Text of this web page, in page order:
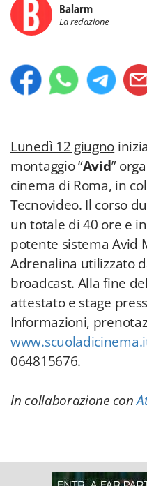
Balarm
La redazione
Lunedì 12 giugno
montaggio “Avid”
cinema di Roma, in
Tecnovideo. Il corso
un totale di 40 ore e
potente sistema Avid
Adrenalina utilizzato
broadcast. Alla fine
attestato e stage
Informazioni,
064815676.
In collaborazione con